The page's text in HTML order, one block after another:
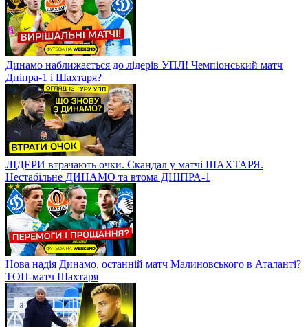
Динамо наближається до лідерів УПЛ! Чемпіонський матч
Дніпра-1 і Шахтаря?
ЛІДЕРИ втрачають очки. Скандал у матчі ШАХТАРЯ.
Нестабільне ДИНАМО та втома ДНІПРА-1
Нова надія Динамо, останній матч Малиновського в Аталанті?
ТОП-матч Шахтаря